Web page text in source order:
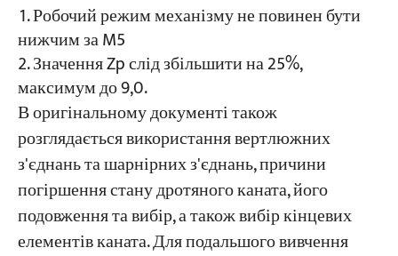
Робочий режим механізму не повинен бути
нижчим за M5
Значення Zp слід збільшити на 25%,
максимум до 9,0.
В оригінальному документі також
розглядається використання вертлюжних
з'єднань та шарнірних з'єднань, причини
погіршення стану дротяного каната, його
подовження та вибір, а також вибір кінцевих
елементів каната. Для подальшого вивчення